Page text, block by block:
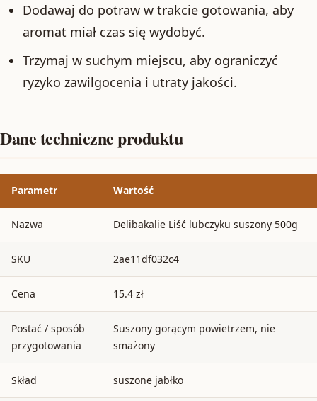
Dodawaj do potraw w trakcie gotowania, aby
aromat miał czas się wydobyć.
Trzymaj w suchym miejscu, aby ograniczyć
ryzyko zawilgocenia i utraty jakości.
Dane techniczne produktu
Parametr Wartość
Nazwa Delibakalie Liść lubczyku suszony 500g
SKU 2ae11df032c4
Cena 15.4 zł
Postać / sposób
przygotowania
Suszony gorącym powietrzem, nie
smażony
Skład suszone jabłko